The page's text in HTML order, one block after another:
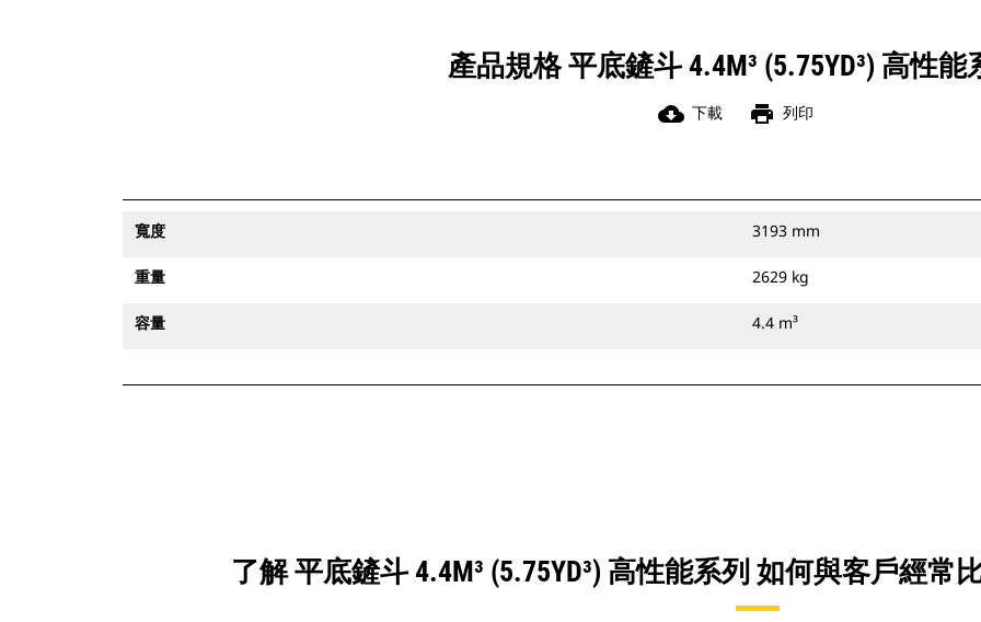
產品規格 平底鏟斗 4.4M³ (5.75YD³) 高性能
cloud_download 下載 print 列印
寬度 3193 mm
重量 2629 kg
容量 4.4 m³
了解 平底鏟斗 4.4M³ (5.75YD³) 高性能系列 如何與客戶經常